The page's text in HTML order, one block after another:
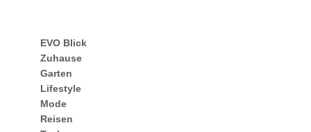
EVO Blick
Zuhause
Garten
Lifestyle
Mode
Reisen